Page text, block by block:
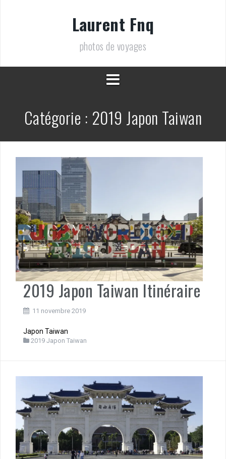
Laurent Fnq
photos de voyages
Catégorie : 2019 Japon Taiwan
2019 Japon Taiwan Itinéraire
11 novembre 2019
Japon Taiwan
2019 Japon Taiwan